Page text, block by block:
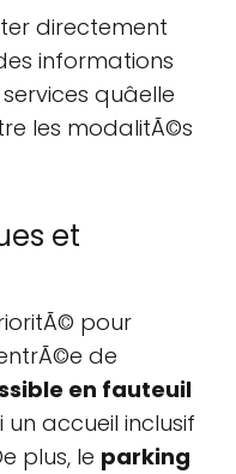
directement
informations
quâelle
les modalitÃ©s
et
pour
de
en fauteuil
accueil inclusif
plus, le parking